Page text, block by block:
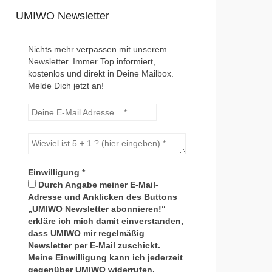
UMIWO Newsletter
Nichts mehr verpassen mit unserem
Newsletter. Immer Top informiert,
kostenlos und direkt in Deine Mailbox.
Melde Dich jetzt an!
Einwilligung *
Durch Angabe meiner E-Mail-
Adresse und Anklicken des Buttons
„UMIWO Newsletter abonnieren!“
erkläre ich mich damit einverstanden,
dass UMIWO mir regelmäßig
Newsletter per E-Mail zuschickt.
Meine Einwilligung kann ich jederzeit
gegenüber UMIWO widerrufen.